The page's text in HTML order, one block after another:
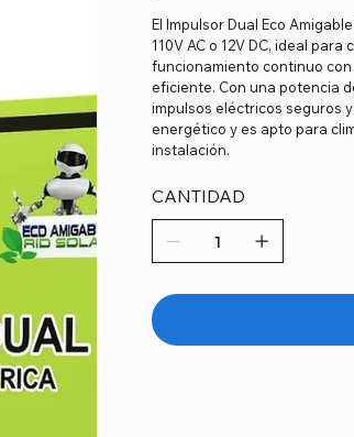
El Impulsor Dual Eco
110V AC o 12V DC, ideal
funcionamiento continuo
eficiente. Con una potencia
impulsos eléctricos seguros
energético y es apto para
instalación.
CANTIDAD